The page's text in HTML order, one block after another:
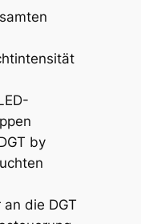
by
die DGT